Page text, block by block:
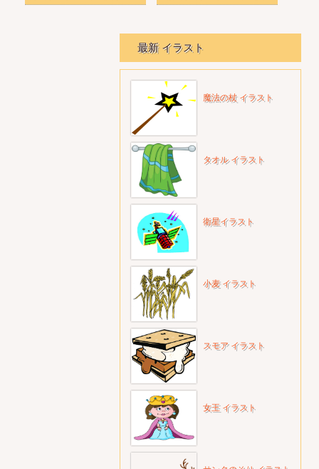
最新 イラスト
魔法の杖 イラスト
タオル イラスト
衛星イラスト
小麦 イラスト
スモア イラスト
女王 イラスト